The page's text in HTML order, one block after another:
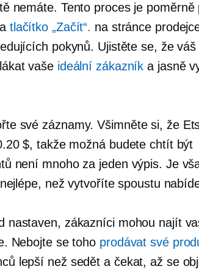
nemáte. Tento proces je poměrně
tlačítko „Začít“. na stránce
pokynů. Ujistěte se, že
vaše ideální zákazník a jasně
své záznamy. Všimněte si, že
$, takže možná budete chtít být
není mnoho za jeden výpis. Je
než vytvoříte spoustu
nastaven, zákazníci mohou najít
Nebojte se toho prodávat své
lepší než sedět a čekat, až se